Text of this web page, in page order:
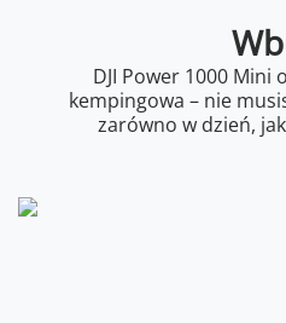
DJI Power 1000
kempingowa – nie
zarówno w dzień,